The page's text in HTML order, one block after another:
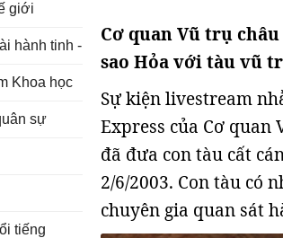
Cơ quan Vũ trụ
sao Hỏa với tàu vũ
Sự kiện livestream
Express của Cơ quan
đã đưa con tàu cất
2/6/2003. Con tàu có
chuyên gia quan sát
giới
hành tinh - UFO
Khoa học
sự
tiếng